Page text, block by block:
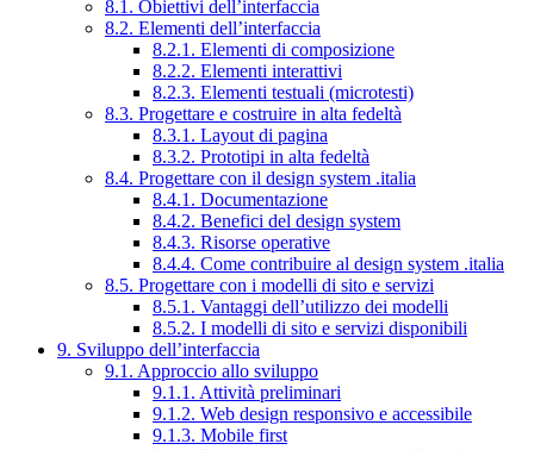
8.1. Obiettivi dell’interfaccia
8.2. Elementi dell’interfaccia
8.2.1. Elementi di composizione
8.2.2. Elementi interattivi
8.2.3. Elementi testuali (microtesti)
8.3. Progettare e costruire in alta fedeltà
8.3.1. Layout di pagina
8.3.2. Prototipi in alta fedeltà
8.4. Progettare con il design system .italia
8.4.1. Documentazione
8.4.2. Benefici del design system
8.4.3. Risorse operative
8.4.4. Come contribuire al design system .italia
8.5. Progettare con i modelli di sito e servizi
8.5.1. Vantaggi dell’utilizzo dei modelli
8.5.2. I modelli di sito e servizi disponibili
9. Sviluppo dell’interfaccia
9.1. Approccio allo sviluppo
9.1.1. Attività preliminari
9.1.2. Web design responsivo e accessibile
9.1.3. Mobile first